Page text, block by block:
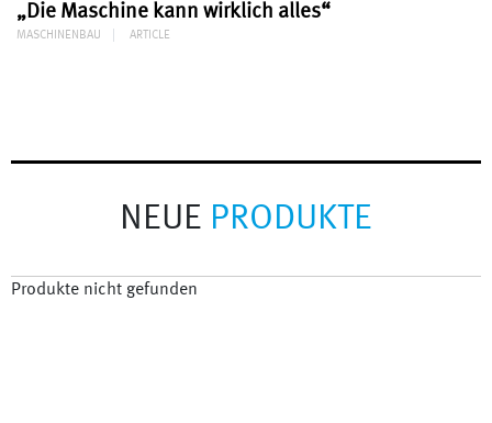
„Die Maschine kann wirklich alles“
MASCHINENBAU ARTICLE
NEUE PRODUKTE
Produkte nicht gefunden